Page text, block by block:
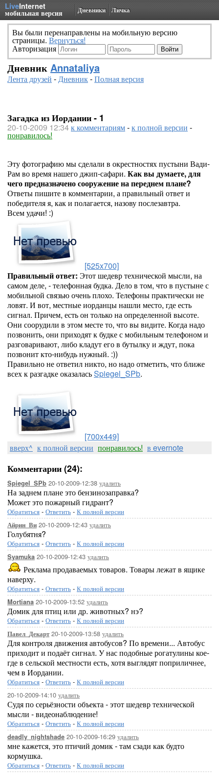
LiveInternet
мобильная версия Дневники Личка
Вы были перенаправлены на мобильную версию
страницы. Вернуться!
Авторизация
Дневник Annataliya
Лента друзей -Дневник-Полная версия
Загадка из Иордании - 1
20-10-2009 12:34к комментариям-к полной версии -
понравилось!
Эту фотографию мы сделали в окрестностях пустыни Вади-
Рам во время нашего джип-сафари. Как вы думаете, для
чего предназначено сооружение на переднем плане?
Ответы пишите в комментарии, а правильный ответ и
победителя я, как и полагается, назову послезавтра.
Всем удачи! :)
[525x700]
Правильный ответ: Этот шедевр технической мысли, на
самом деле, - телефонная будка. Дело в том, что в пустыне с
мобильной связью очень плохо. Телефоны практически не
ловят. И вот, местные иорданцы нашли место, где есть
сигнал. Причем, есть он только на определенной высоте.
Они соорудили в этом месте то, что вы видите. Когда надо
позвонить, они приходят к будке с мобильным телефоном и
разговаривают, либо кладут его в бутылку и ждут, пока
позвонит кто-нибудь нужный. :))
Правильно не ответил никто, но надо отметить, что ближе
всех к разгадке оказаласьSpiegel_SPb.
[700x449]
вверх^ к полной версии понравилось! в evernote
Комментарии (24):
Spiegel_SPb 20-10-2009-12:38 удалить
На заднем плане это бензинозаправка?
Может это пожарный гидрант?
Обратиться - Ответить - К полной версии
Айрин_Ви 20-10-2009-12:43 удалить
Голубятня?
Обратиться - Ответить - К полной версии
Syamuka 20-10-2009-12:43 удалить
Реклама продаваемых товаров. Товары лежат в ящике
наверху.
Обратиться - Ответить - К полной версии
Mortiana 20-10-2009-13:52 удалить
Домик для птиц или др. животных? нэ?
Обратиться - Ответить - К полной версии
Павел_Декарт20-10-2009-13:58 удалить
Для контроля движения автобусов? По времени... Автобус
приходит и подаёт сигнал. У нас подобные рогатулины кое-
где в сельской местности есть, хотя выглядят поприличнее,
чем в Иордании.
Обратиться - Ответить - К полной версии
20-10-2009-14:10 удалить
Судя по серьёзности объекта - этот шедевр технической
мысли - видеонаблюдение!
Обратиться - Ответить - К полной версии
deadly_nightshade 20-10-2009-16:29 удалить
мне кажется, это птичий домик - там сзади как будто
кормушка.
Обратиться - Ответить - К полной версии